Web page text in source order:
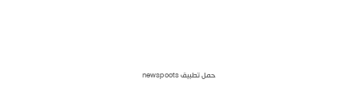
حمل تطبيق newspoots